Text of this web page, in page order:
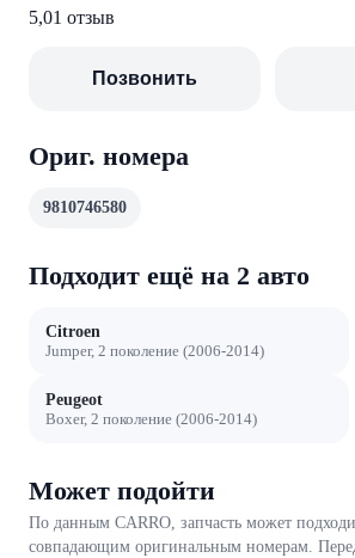
5,01 отзыв
Позвонить
Ориг. номера
9810746580
Подходит ещё на 2 авто
Citroen
Jumper, 2 поколение (2006-2014)
Peugeot
Boxer, 2 поколение (2006-2014)
Может подойти
По данным CARRO, запчасть может
совпадающим оригинальным номерам.